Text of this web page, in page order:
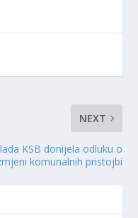
NEXT
KSB donijela odluku o
komunalnih pristojbi